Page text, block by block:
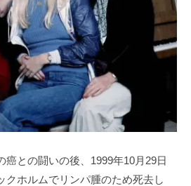
癌との闘いの後、1999年10月29日
クホルムでリンパ腫のため死去し